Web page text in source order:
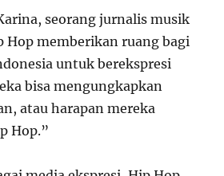
seorang jurnalis musik
Hop memberikan ruang bagi
untuk berekspresi
bisa mengungkapkan
atau harapan mereka
Hop.”